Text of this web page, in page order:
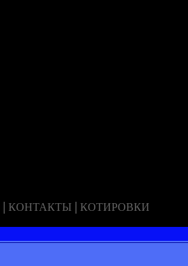
| КОНТАКТЫ | КОТИРОВКИ